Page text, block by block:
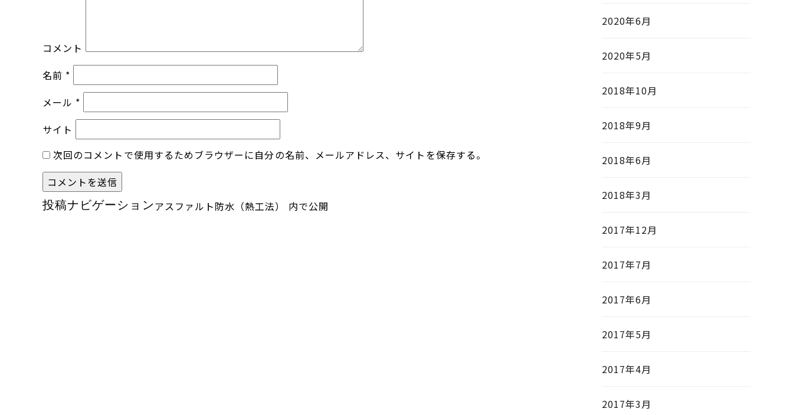
コメント
名前 *
メール *
サイト
次回のコメントで使用するためブラウザーに自分の名前、メールアドレス、サイトを保存する。
投稿ナビゲーションアスファルト防水（熱工法） 内で公開
2020年6月
2020年5月
2018年10月
2018年9月
2018年6月
2018年3月
2017年12月
2017年7月
2017年6月
2017年5月
2017年4月
2017年3月